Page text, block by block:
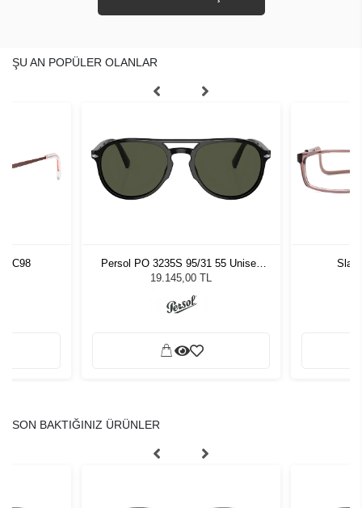
ŞU AN POPÜLER OLANLAR
C98
Persol PO 3235S 95/31 55 Unisex
Güneş Gözlüğü
19.145,00 TL
SON BAKTIĞINIZ ÜRÜNLER